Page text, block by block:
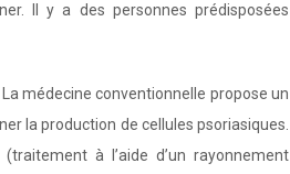
Il y a des personnes prédisposées
médecine conventionnelle propose un
la production de cellules psoriasiques.
à l’aide d’un rayonnement